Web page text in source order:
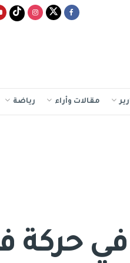
مقالات وأراء رياضة
في